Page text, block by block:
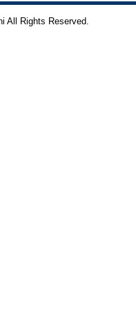
All Rights Reserved.